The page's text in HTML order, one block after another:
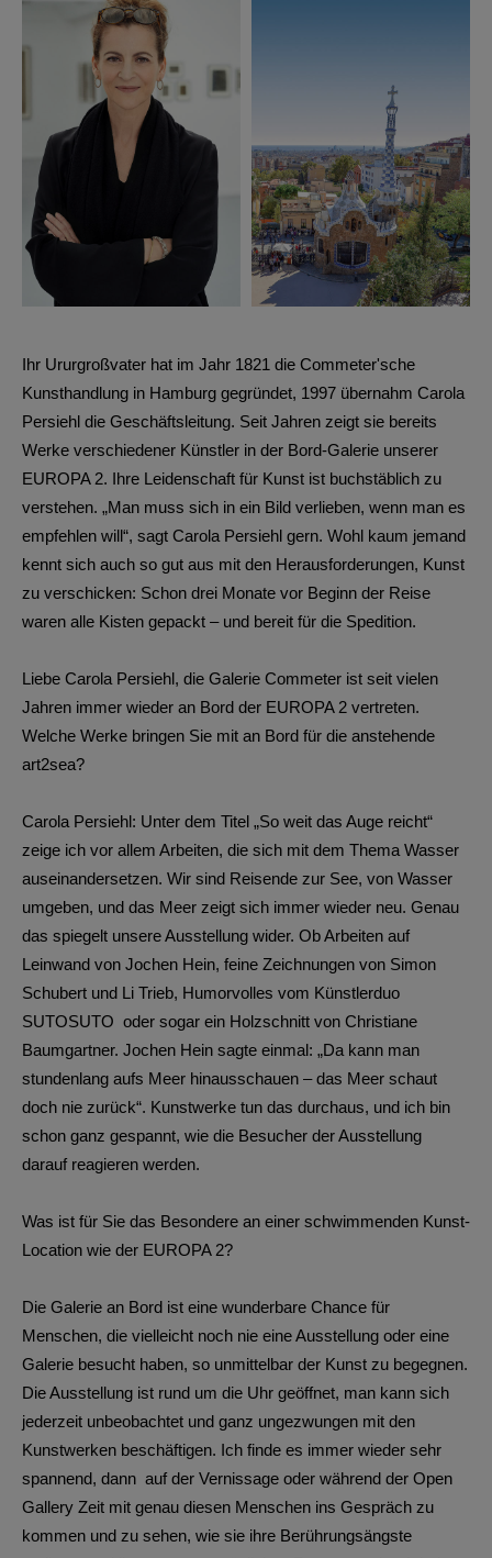
Ihr Ururgroßvater hat im Jahr 1821 die Commeter'sche
Kunsthandlung in Hamburg gegründet, 1997 übernahm Carola
Persiehl die Geschäftsleitung. Seit Jahren zeigt sie bereits
Werke verschiedener Künstler in der Bord-Galerie unserer
EUROPA 2. Ihre Leidenschaft für Kunst ist buchstäblich zu
verstehen. „Man muss sich in ein Bild verlieben, wenn man es
empfehlen will“, sagt Carola Persiehl gern. Wohl kaum jemand
kennt sich auch so gut aus mit den Herausforderungen, Kunst
zu verschicken: Schon drei Monate vor Beginn der Reise
waren alle Kisten gepackt – und bereit für die Spedition.
Liebe Carola Persiehl, die Galerie Commeter ist seit vielen
Jahren immer wieder an Bord der EUROPA 2 vertreten.
Welche Werke bringen Sie mit an Bord für die anstehende
art2sea?
Carola Persiehl: Unter dem Titel „So weit das Auge reicht“
zeige ich vor allem Arbeiten, die sich mit dem Thema Wasser
auseinandersetzen. Wir sind Reisende zur See, von Wasser
umgeben, und das Meer zeigt sich immer wieder neu. Genau
das spiegelt unsere Ausstellung wider. Ob Arbeiten auf
Leinwand von Jochen Hein, feine Zeichnungen von Simon
Schubert und Li Trieb, Humorvolles vom Künstlerduo
SUTOSUTO oder sogar ein Holzschnitt von Christiane
Baumgartner. Jochen Hein sagte einmal: „Da kann man
stundenlang aufs Meer hinausschauen – das Meer schaut
doch nie zurück“. Kunstwerke tun das durchaus, und ich bin
schon ganz gespannt, wie die Besucher der Ausstellung
darauf reagieren werden.
Was ist für Sie das Besondere an einer schwimmenden Kunst-
Location wie der EUROPA 2?
Die Galerie an Bord ist eine wunderbare Chance für
Menschen, die vielleicht noch nie eine Ausstellung oder eine
Galerie besucht haben, so unmittelbar der Kunst zu begegnen.
Die Ausstellung ist rund um die Uhr geöffnet, man kann sich
jederzeit unbeobachtet und ganz ungezwungen mit den
Kunstwerken beschäftigen. Ich finde es immer wieder sehr
spannend, dann auf der Vernissage oder während der Open
Gallery Zeit mit genau diesen Menschen ins Gespräch zu
kommen und zu sehen, wie sie ihre Berührungsängste